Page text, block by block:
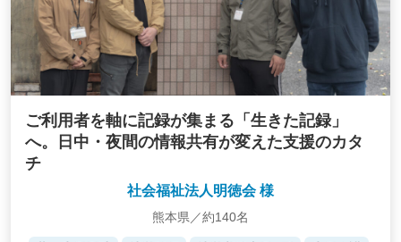
ご利用者を軸に記録が集まる「生きた記録」
へ。日中・夜間の情報共有が変えた支援のカタ
チ
社会福祉法人明徳会 様
熊本県／約140名